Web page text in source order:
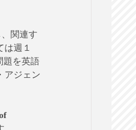
関連す
は週１
題を英語
アジェン